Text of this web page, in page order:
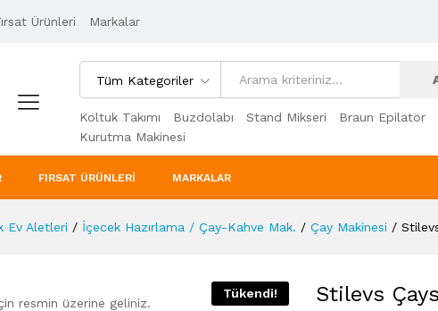
Ürünleri Markalar
Tüm Kategoriler
Koltuk Takımı Buzdolabı Stand Mikseri
Braun Epilatör
Kurutma Makinesi
FIRSAT ÜRÜNLERI MARKALAR
Ev Aletleri / İçecek Hazırlama / Çay-Kahve Mak. / Çay Makinesi /
Tükendi!
resmin üzerine geliniz. Stilevs
Seçenekleri